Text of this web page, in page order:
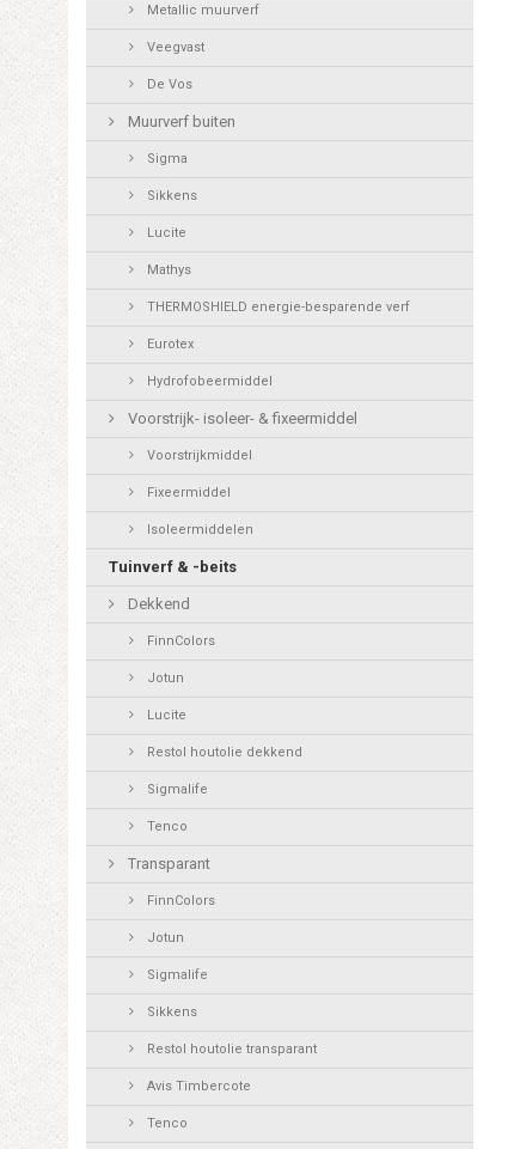
Metallic muurverf
Veegvast
De Vos
Muurverf buiten
Sigma
Sikkens
Lucite
Mathys
THERMOSHIELD energie-besparende verf
Eurotex
Hydrofobeermiddel
Voorstrijk- isoleer- & fixeermiddel
Voorstrijkmiddel
Fixeermiddel
Isoleermiddelen
Tuinverf & -beits
Dekkend
FinnColors
Jotun
Lucite
Restol houtolie dekkend
Sigmalife
Tenco
Transparant
FinnColors
Jotun
Sigmalife
Sikkens
Restol houtolie transparant
Avis Timbercote
Tenco